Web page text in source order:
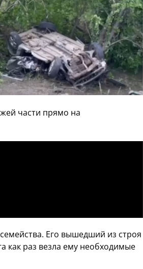
части прямо на
Его вышедший из строя
как раз везла ему необходимые